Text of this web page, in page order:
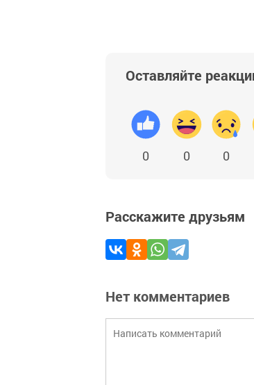
Оставляйте
0 0 0
Расскажите друзьям
Нет комментариев